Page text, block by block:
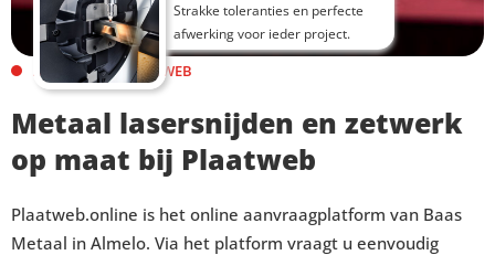
Strakke toleranties en perfecte
afwerking voor ieder project.
ALLES OVER PLAATWEB
Metaal lasersnijden en zetwerk
op maat bij Plaatweb
Plaatweb.online is het online aanvraagplatform van Baas
Metaal in Almelo. Via het platform vraagt u eenvoudig